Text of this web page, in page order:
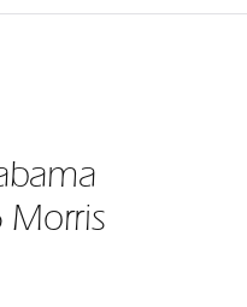
Morris